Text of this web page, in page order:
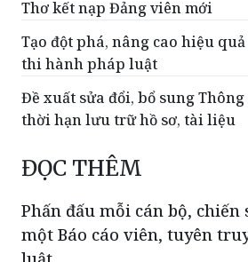
thi hành pháp luật
Đề xuất sửa đổi, bổ sung
thời hạn lưu trữ hồ sơ, tài liệu
ĐỌC THÊM
Phấn đấu mỗi cán bộ, chiến
luật
Ngày 5/8, Bộ